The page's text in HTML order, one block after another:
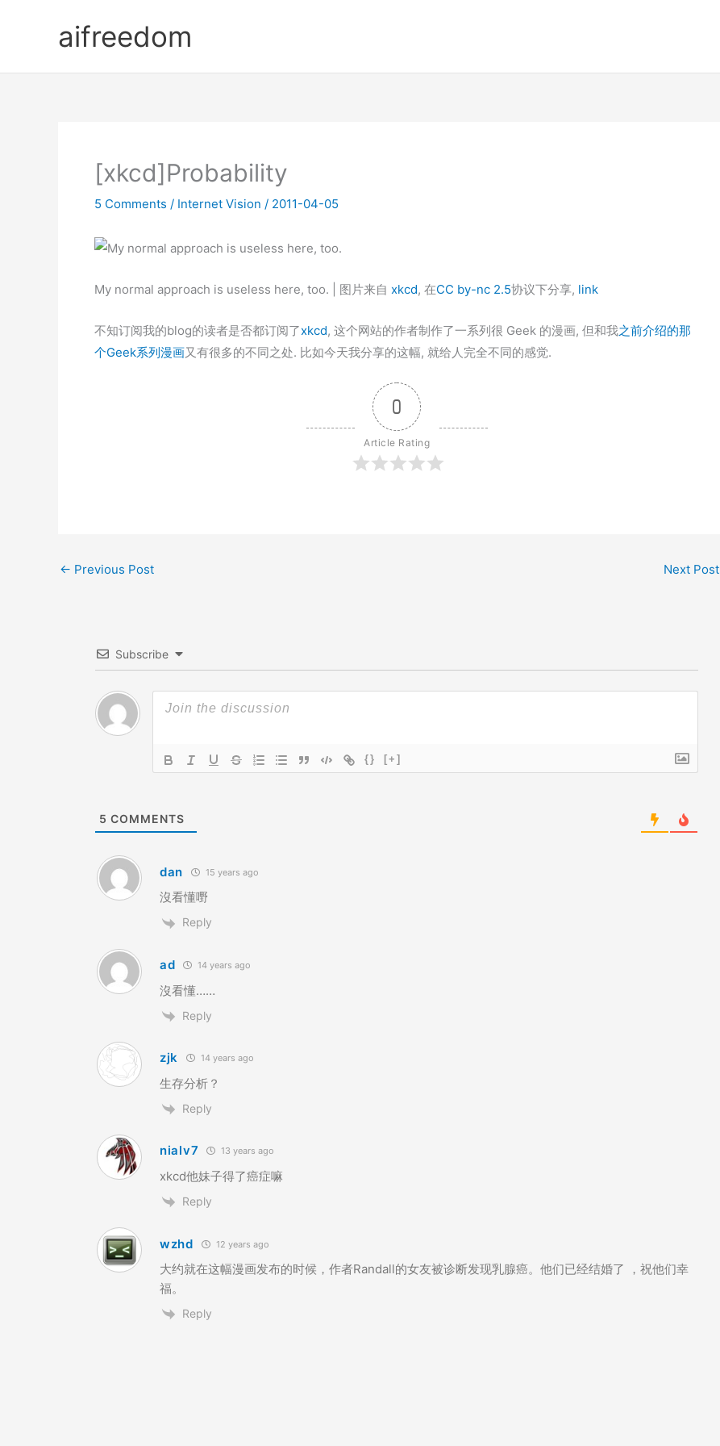
aifreedom
[xkcd]Probability
5 Comments / Internet Vision / 2011-04-05
My normal approach is useless here, too. | 图片来自 xkcd, 在CC by-nc 2.5协议下分享, link
不知订阅我的blog的读者是否都订阅了xkcd, 这个网站的作者制作了一系列很 Geek 的漫画, 但和我之前介绍的那
个Geek系列漫画又有很多的不同之处. 比如今天我分享的这幅, 就给人完全不同的感觉.
0
Article Rating
← Previous Post Next Post
Subscribe
{} [+]
5 COMMENTS
dan 15 years ago
沒看懂嘢
Reply
ad 14 years ago
沒看懂……
Reply
zjk 14 years ago
生存分析？
Reply
nialv7 13 years ago
xkcd他妹子得了癌症嘛
Reply
wzhd 12 years ago
大约就在这幅漫画发布的时候，作者Randall的女友被诊断发现乳腺癌。他们已经结婚了 ，祝他们幸
福。
Reply